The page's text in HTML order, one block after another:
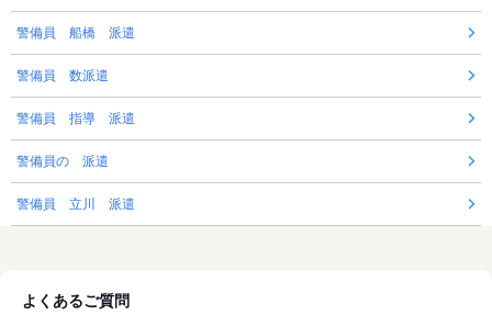
警備員 船橋 派遣
警備員 数派遣
警備員 指導 派遣
警備員の 派遣
警備員 立川 派遣
よくあるご質問